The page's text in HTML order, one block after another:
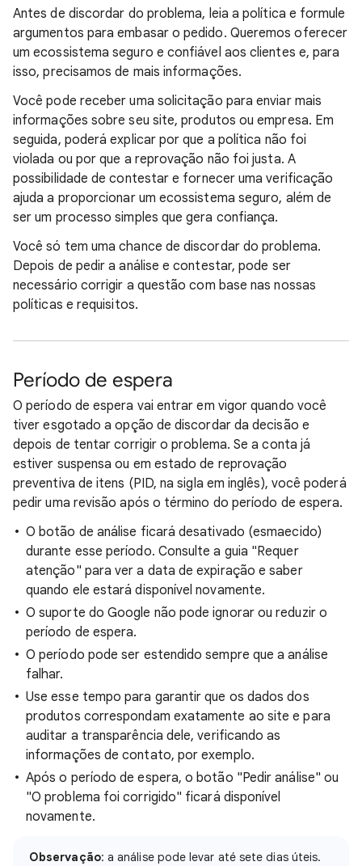
Antes de discordar do problema, leia a política e formule
argumentos para embasar o pedido. Queremos oferecer
um ecossistema seguro e confiável aos clientes e, para
isso, precisamos de mais informações.
Você pode receber uma solicitação para enviar mais
informações sobre seu site, produtos ou empresa. Em
seguida, poderá explicar por que a política não foi
violada ou por que a reprovação não foi justa. A
possibilidade de contestar e fornecer uma verificação
ajuda a proporcionar um ecossistema seguro, além de
ser um processo simples que gera confiança.
Você só tem uma chance de discordar do problema.
Depois de pedir a análise e contestar, pode ser
necessário corrigir a questão com base nas nossas
políticas e requisitos.
Período de espera
O período de espera vai entrar em vigor quando você
tiver esgotado a opção de discordar da decisão e
depois de tentar corrigir o problema. Se a conta já
estiver suspensa ou em estado de reprovação
preventiva de itens (PID, na sigla em inglês), você poderá
pedir uma revisão após o término do período de espera.
O botão de análise ficará desativado (esmaecido)
durante esse período. Consulte a guia "Requer
atenção" para ver a data de expiração e saber
quando ele estará disponível novamente.
O suporte do Google não pode ignorar ou reduzir o
período de espera.
O período pode ser estendido sempre que a análise
falhar.
Use esse tempo para garantir que os dados dos
produtos correspondam exatamente ao site e para
auditar a transparência dele, verificando as
informações de contato, por exemplo.
Após o período de espera, o botão "Pedir análise" ou
"O problema foi corrigido" ficará disponível
novamente.
Observação: a análise pode levar até sete dias úteis.